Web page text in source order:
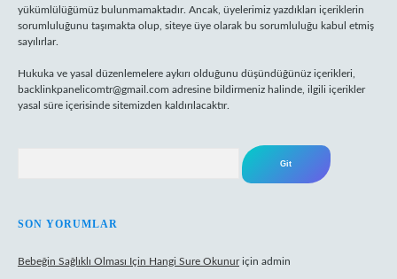
yükümlülüğümüz bulunmamaktadır. Ancak, üyelerimiz yazdıkları içeriklerin
sorumluluğunu taşımakta olup, siteye üye olarak bu sorumluluğu kabul etmiş
sayılırlar.
Hukuka ve yasal düzenlemelere aykırı olduğunu düşündüğünüz içerikleri,
backlinkpanelicomtr@gmail.com adresine bildirmeniz halinde, ilgili içerikler
yasal süre içerisinde sitemizden kaldırılacaktır.
SON YORUMLAR
Bebeğin Sağlıklı Olması Için Hangi Sure Okunuriçin admin